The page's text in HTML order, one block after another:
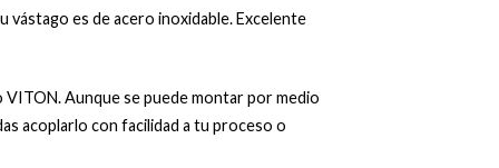
vástago es de acero inoxidable. Excelente
Aunque se puede montar por medio
acoplarlo con facilidad a tu proceso o